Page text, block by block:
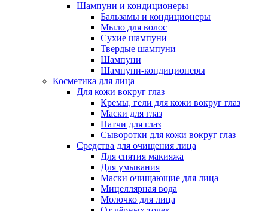
Шампуни и кондиционеры
Бальзамы и кондиционеры
Мыло для волос
Сухие шампуни
Твердые шампуни
Шампуни
Шампуни-кондиционеры
Косметика для лица
Для кожи вокруг глаз
Кремы, гели для кожи вокруг глаз
Маски для глаз
Патчи для глаз
Сыворотки для кожи вокруг глаз
Средства для очищения лица
Для снятия макияжа
Для умывания
Маски очищающие для лица
Мицеллярная вода
Молочко для лица